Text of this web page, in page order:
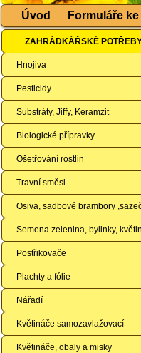
Úvod Formuláře
ZAHRÁDKÁŘSKÉ
Hnojiva
Pesticidy
Substráty, Jiffy, Keramzit
Biologické přípravky
Ošetřování rostlin
Travní směsi
Osiva, sadbové brambory
Semena zelenina, bylinky,
Postřikovače
Plachty a fólie
Nářadí
Květináče samozavlažovací
Květináče, obaly a misky